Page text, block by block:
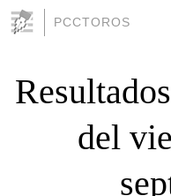
PCCTOROS
del